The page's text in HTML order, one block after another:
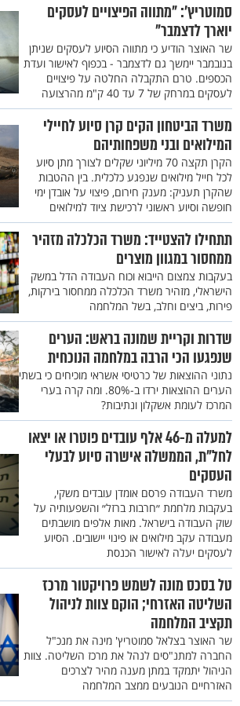
סמוטריץ': "מתווה הפיצויים לעסקים
יוארך לדצמבר"
שר האוצר הודיע כי מתווה הסיוע לעסקים שניתן
בנובמבר יימשך גם לדצמבר - בכפוף לאישור ועדת
הכספים. טרם התקבלה החלטה על פיצויים
לעסקים במרחק של 7 עד 40 ק"מ מהרצועה
משרד הביטחון הקים קרן סיוע לחיילי
המילואים ובני משפחותיהם
הקרן תקצה 70 מיליוני שקלים לצורך מתן סיוע
לכל חייל מילואים שנפגע כלכלית. בין ההטבות
שהקרן תעניק: מענק חירום, פיצוי על אובדן ימי
חופשה וסיוע ראשוני לרכישת ציוד למילואים
תתחילו להצטייד: משרד הכלכלה מזהיר
ממחסור במגוון מוצרים
בעקבות צמצום הייבוא וכוח העבודה הדל במשק
הישראלי, מזהיר משרד הכלכלה ממחסור בירקות,
פירות, ביצים וחלב, בשל המלחמה
שדרות וקריית שמונה בראש: הערים
שנפגעו הכי הרבה במלחמה הנוכחית
נתוני ההוצאות של כרטיסי אשראי מוכיחים כי בשתי
הערים ההוצאות ירדו ב-80%. ומה קרה בערי
המרכז לעומת אשקלון ונתיבות?
למעלה מ-46 אלף עובדים פוטרו או יצאו
לחל"ת, הממשלה אישרה סיוע לבעלי
העסקים
משרד העבודה פרסם אומדן עובדים משקי,
בעקבות מלחמת ״חרבות ברזל״ והשפעותיה על
שוק העבודה בישראל. מאות אלפים מושבתים
מעבודה עקב מילואים או פינוי יישובים. הסיוע
לעסקים יעלה לאישור הכנסת
טל בסכס מונה לשמש פרויקטור מרכז
השליטה האזרחי; הוקם צוות לניהול
תקציב המלחמה
שר האוצר בצלאל סמוטריץ' מינה את מנכ"ל
החברה למתנ"סים לנהל את מרכז השליטה. צוות
הניהול יתמקד במתן מענה מהיר לצרכים
האזרחיים הנובעים ממצב המלחמה